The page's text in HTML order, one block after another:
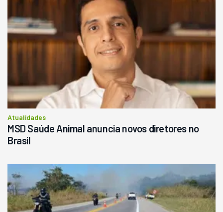
Pá Carregadeira Cat 966
Ano 1987
Londrina
145.000
Consultar
Atualidades
MSD Saúde Animal anuncia novos diretores no
Brasil